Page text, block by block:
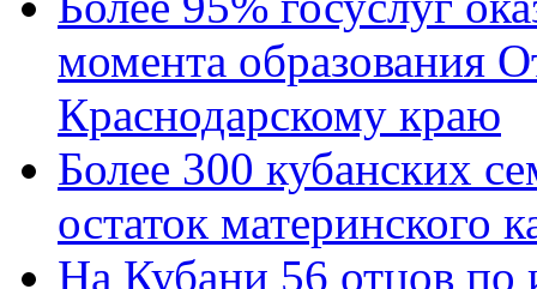
момента образования
Краснодарскому краю
Более 300 кубанских
остаток материнского
На Кубани 56 отцов по